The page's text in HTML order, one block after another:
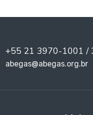
+55 21 3970-1001 /
abegas@abegas.org.br